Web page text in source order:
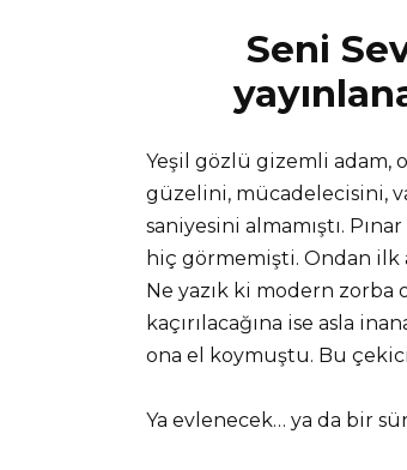
Seni
Yeşil gözlü gizemli adam,
güzelini, mücadelecisini,
saniyesini almamıştı.
hiç görmemişti. Ondan ilk
Ne yazık ki modern
kaçırılacağına ise asla
ona el koymuştu. Bu çekici
Ya evlenecek… ya da bir